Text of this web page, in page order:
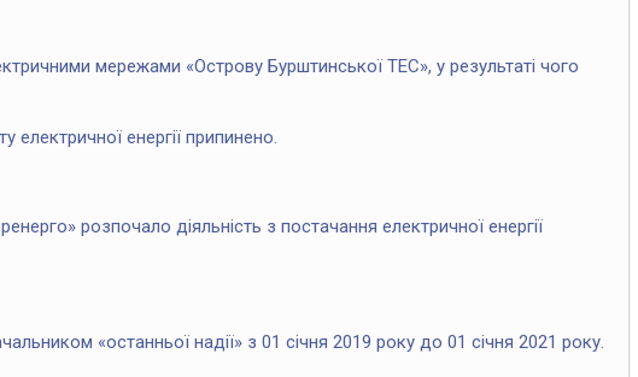
мережами «Острову Бурштинської ТЕС», у результаті чого
електричної енергії припинено.
розпочало діяльність з постачання електричної енергії
«останньої надії» з 01 січня 2019 року до 01 січня 2021 року.